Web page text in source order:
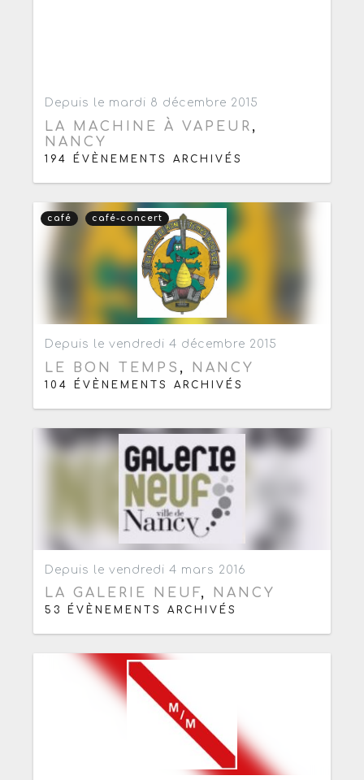
Depuis le mardi 8 décembre 2015
LA MACHINE À VAPEUR ,
NANCY
194 ÉVÈNEMENTS ARCHIVÉS
café café-concert
Depuis le vendredi 4 décembre 2015
LE BON TEMPS , NANCY
104 ÉVÈNEMENTS ARCHIVÉS
Depuis le vendredi 4 mars 2016
LA GALERIE NEUF, NANCY
53 ÉVÈNEMENTS ARCHIVÉS